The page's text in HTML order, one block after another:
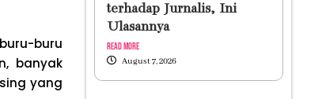
buru
banyak
yang
terhadap Jurnalis, Ini
Ulasannya
Read More
August 7, 2026